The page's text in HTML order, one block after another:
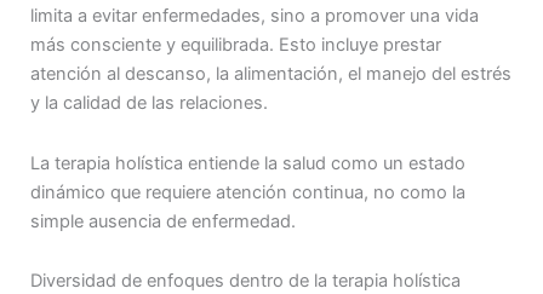
limita a evitar enfermedades, sino a promover una vida
más consciente y equilibrada. Esto incluye prestar
atención al descanso, la alimentación, el manejo del estrés
y la calidad de las relaciones.
La terapia holística entiende la salud como un estado
dinámico que requiere atención continua, no como la
simple ausencia de enfermedad.
Diversidad de enfoques dentro de la terapia holística